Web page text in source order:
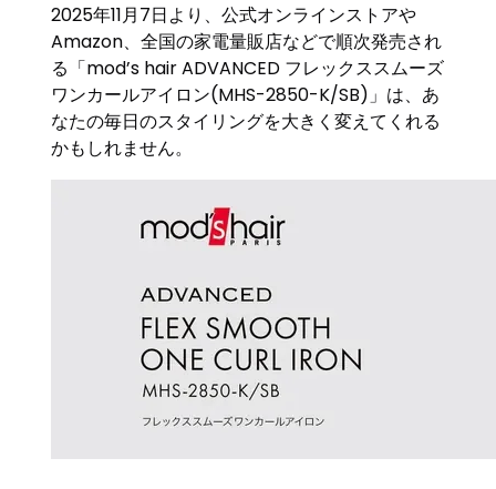
2025年11月7日より、公式オンラインストアや
Amazon、全国の家電量販店などで順次発売され
る「mod’s hair ADVANCED フレックススムーズ
ワンカールアイロン(MHS-2850-K/SB)」は、あ
なたの毎日のスタイリングを大きく変えてくれる
かもしれません。